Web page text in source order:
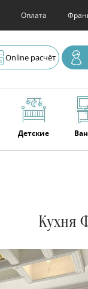
Оплата
Online расчёт
Детские
Кухня